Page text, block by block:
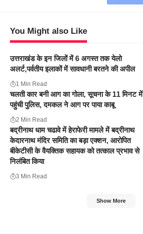
You Might also Like
उत्तराखंड के इन जिलों में 6 अगस्त तक येलो
अलर्ट,पर्वतीय इलाकों में सावधानी बरतने की अपील
1 Min Read
चलती कार बनी आग का गोला, सूचना के 11 मिनट में
पहुंची पुलिस, दमकल ने आग पर पाया काबू
2 Min Read
बद्रीनाथ धाम चढावे में हेराफेरी मामले में बद्रीनाथ
केदारनाथ मंदिर समिति का बड़ा एक्शन, आरोपित
बीकेटीसी के वैयक्तिक सहायक को तत्काल प्रभाव से
निलंबित किया
3 Min Read
Show More